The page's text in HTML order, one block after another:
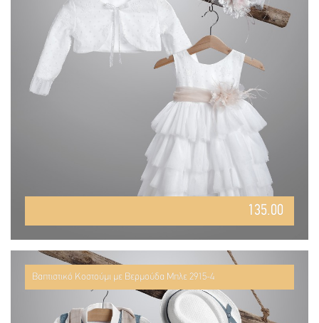
135.00
Βαπτιστικό Κοστούμι με Βερμούδα Μπλε 2915-4